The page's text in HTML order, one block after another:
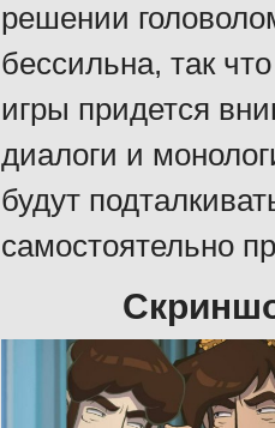
решении
бессильна, так
игры придется
диалоги и
будут
самостоятельно